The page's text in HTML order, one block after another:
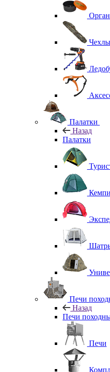
Палатки
Назад
Палатки
Печи
Назад
Печи
Печи